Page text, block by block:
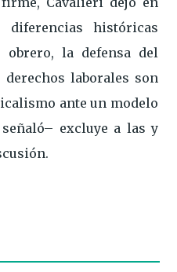
históricas
la defensa del
laborales son
ante un modelo
excluye a las y